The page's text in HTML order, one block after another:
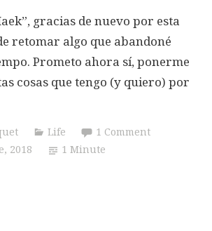
gracias de nuevo por esta
retomar algo que abandoné
Prometo ahora sí, ponerme
cosas que tengo (y quiero) por
Life
1 Comment
2018
1 Minute